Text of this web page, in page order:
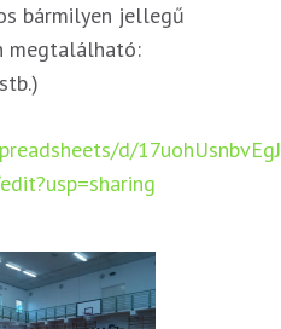
bármilyen jellegű
megtalálható:
d/